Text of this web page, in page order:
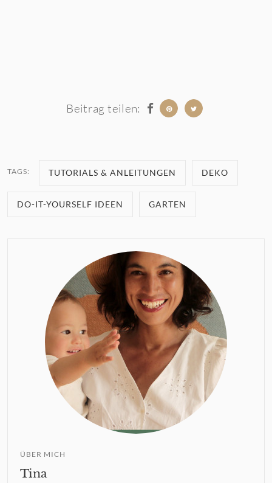
Beitrag teilen:
TAGS: TUTORIALS & ANLEITUNGEN DEKO
DO-IT-YOURSELF IDEEN GARTEN
ÜBER MICH
Tina